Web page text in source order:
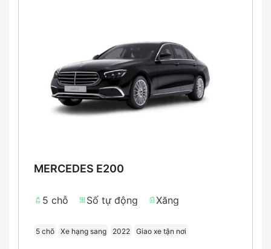
MERCEDES E200
5 chỗ Số tự động Xăng
5 chõ Xe hạng sang 2022 Giao xe tận nơi